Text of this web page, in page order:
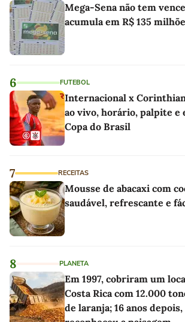
Mega-Sena não tem
acumula em R$ 135
6 FUTEBOL
Internacional x
ao vivo, horário, palpite e
Copa do Brasil
7 RECEITAS
Mousse de abacaxi com
saudável, refrescante e
8 PLANETA
Em 1997, cobriram um
Costa Rica com 12.000
de laranja; 16 anos